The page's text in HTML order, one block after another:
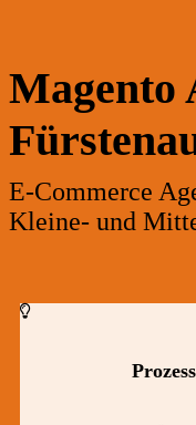
Magento
E-Commerce
Kleine- und